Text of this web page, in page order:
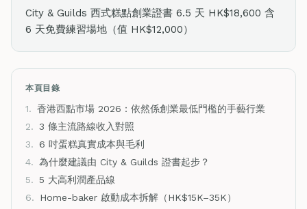
City & Guilds 西式糕點創業證書 6.5 天 HK$18,600 含
6 天免費練習場地（值 HK$12,000）
本頁目錄
1. 香港西點市場 2026：依然係創業最低門檻的手藝行業
2. 3 條主流路線收入對照
3. 6 吋蛋糕真實成本與毛利
4. 為什麼建議由 City & Guilds 證書起步？
5.
5 大高利潤產品線
6.
Home-baker 啟動成本拆解（HK$15K–35K）